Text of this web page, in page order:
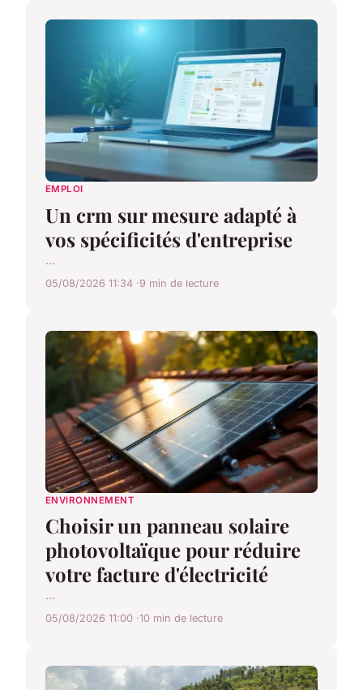
EMPLOI
Un crm sur mesure adapté à
vos spécificités d'entreprise
...
05/08/2026 11:34 9 min de lecture
ENVIRONNEMENT
Choisir un panneau solaire
photovoltaïque pour réduire
votre facture d'électricité
...
05/08/2026 11:00 10 min de lecture